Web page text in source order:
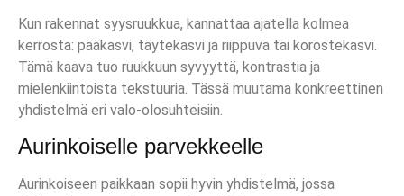
Kun rakennat syysruukkua, kannattaa ajatella kolmea
kerrosta: pääkasvi, täytekasvi ja riippuva tai korostekasvi.
Tämä kaava tuo ruukkuun syvyyttä, kontrastia ja
mielenkiintoista tekstuuria. Tässä muutama konkreettinen
yhdistelmä eri valo-olosuhteisiin.
Aurinkoiselle parvekkeelle
Aurinkoiseen paikkaan sopii hyvin yhdistelmä, jossa